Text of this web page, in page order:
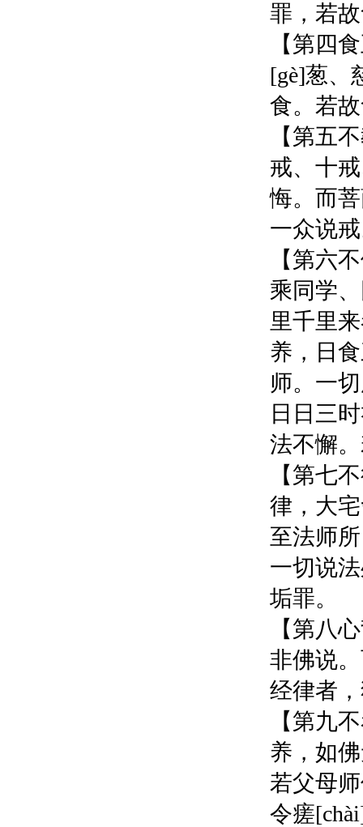
罪，若
【第四
[gè]葱、
食。若
【第五
戒、十
悔。而
一众说
【第六
乘同学
里千里
养，日
师。一
日日三
法不懈
【第七
律，大
至法师
一切说
垢罪。
【第八
非佛说
经律者
【第九
养，如
若父母
令瘥